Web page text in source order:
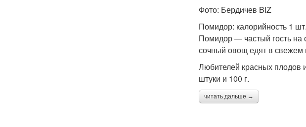
Фото: Бердичев BIZ
Помидор: калорийность 1 шт.
Помидор — частый гость на
сочный овощ едят в свежем
Любителей красных плодов
штуки и 100 г.
читать дальше →